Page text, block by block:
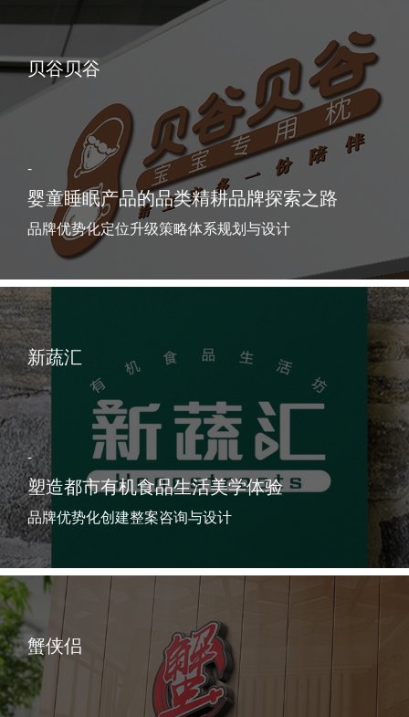
贝谷贝谷
-
婴童睡眠产品的品类精耕品牌探索之路
品牌优势化定位升级策略体系规划与设计
新蔬汇
-
塑造都市有机食品生活美学体验
品牌优势化创建整案咨询与设计
蟹侠侣